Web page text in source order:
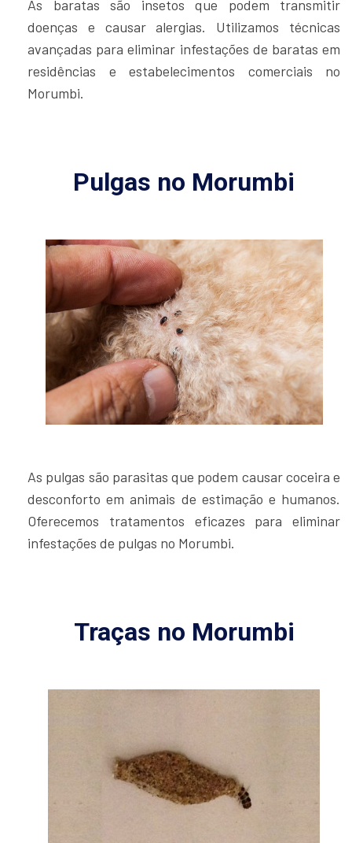
As baratas são insetos que podem transmitir
doenças e causar alergias. Utilizamos técnicas
avançadas para eliminar infestações de baratas em
residências e estabelecimentos comerciais no
Morumbi.
Pulgas no Morumbi
As pulgas são parasitas que podem causar coceira e
desconforto em animais de estimação e humanos.
Oferecemos tratamentos eficazes para eliminar
infestações de pulgas no Morumbi.
Traças no Morumbi